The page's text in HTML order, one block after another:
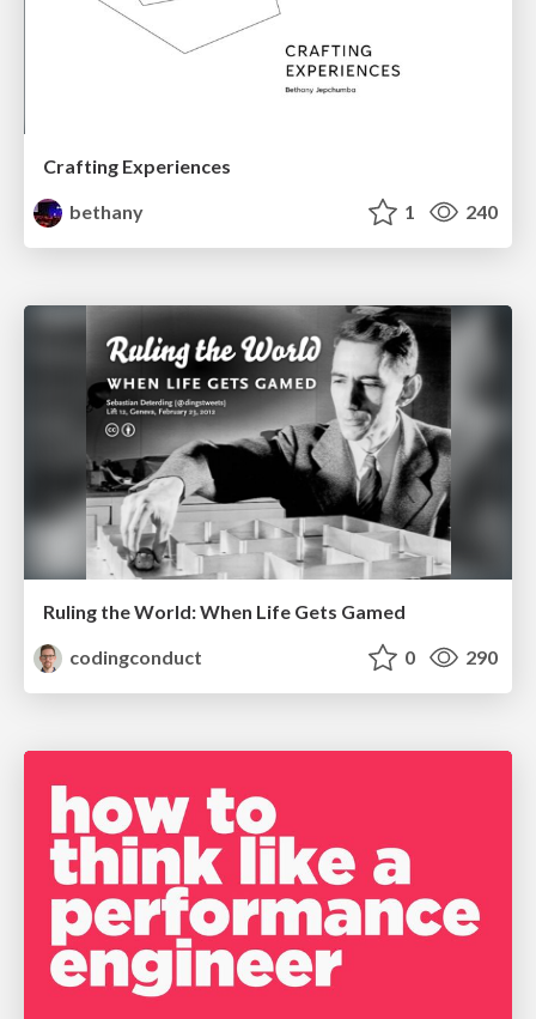
Crafting Experiences
bethany
1 240
Ruling the World: When Life Gets Gamed
codingconduct
0 290